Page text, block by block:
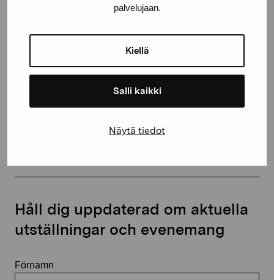
palvelujaan.
Kiellä
Salli kaikki
Näytä tiedot
proartibus@proartibus.fi
Håll dig uppdaterad om aktuella
utställningar och evenemang
Förnamn